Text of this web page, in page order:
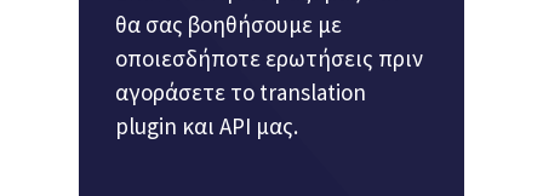
θα σας βοηθήσουμε με
οποιεσδήποτε ερωτήσεις πριν
αγοράσετε το translation
plugin και API μας.